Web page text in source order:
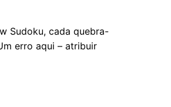
Sudoku, cada quebra-
erro aqui – atribuir